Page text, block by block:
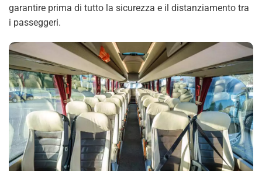
garantire prima di tutto la sicurezza e il distanziamento tra
i passeggeri.